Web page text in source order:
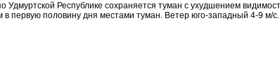
Республике сохраняется туман с ухудшением
первую половину дня местами туман. Ветер юго-западный 4-9